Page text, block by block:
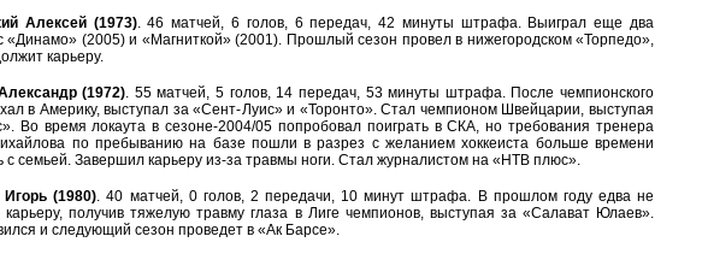
Алексей (1973). 46 матчей, 6 голов, 6 передач, 42 минуты штрафа. Выиграл еще два
«Динамо» (2005) и «Магниткой» (2001). Прошлый сезон провел в нижегородском «Торпедо»,
карьеру.
(1972). 55 матчей, 5 голов, 14 передач, 53 минуты штрафа. После чемпионского
в Америку, выступал за «Сент-Луис» и «Торонто». Стал чемпионом Швейцарии, выступая
Во время локаута в сезоне-2004/05 попробовал поиграть в СКА, но требования тренера
по пребыванию на базе пошли в разрез с желанием хоккеиста больше времени
с семьей. Завершил карьеру из-за травмы ноги. Стал журналистом на «НТВ плюс».
(1980). 40 матчей, 0 голов, 2 передачи, 10 минут штрафа. В прошлом году едва не
получив тяжелую травму глаза в Лиге чемпионов, выступая за «Салават Юлаев».
и следующий сезон проведет в «Ак Барсе».